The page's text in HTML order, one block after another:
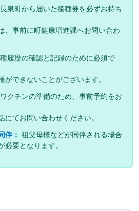
長泉町から届いた接種券を必ずお持ち
、事前に町健康増進課へお問い合わ
履歴の確認と記録のために必須で
ができないことがございます。
ワクチンの準備のため、事前予約をお
にてお問い合わせください。
伴： 祖父母様などが同伴される場合
必要となります。